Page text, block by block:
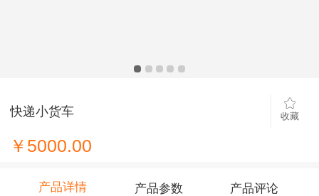
快递小货车 收藏
￥5000.00
产品详情 产品参数 产品评论